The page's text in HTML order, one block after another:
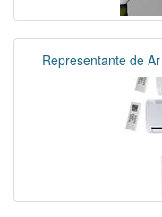
Representante de